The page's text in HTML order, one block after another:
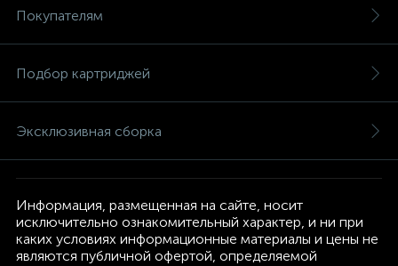
Покупателям
Подбор картриджей
Эксклюзивная сборка
Информация, размещенная на сайте, носит
исключительно ознакомительный характер, и ни при
каких условиях информационные материалы и цены не
являются публичной офертой, определяемой